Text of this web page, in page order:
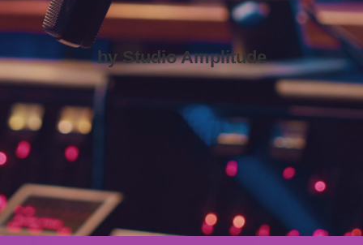
by Studio Amplitude